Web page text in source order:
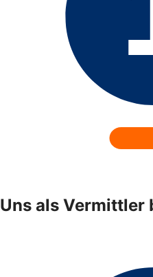
Uns als Vermittler